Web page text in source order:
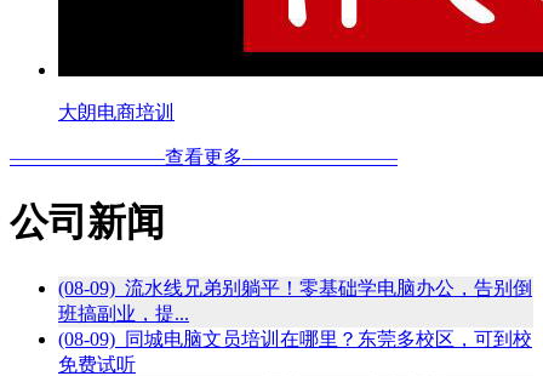
大朗电商培训
————————查看更多————————
公司新闻
(08-09) 流水线兄弟别躺平！零基础学电脑办公，告别倒
班搞副业，提...
(08-09) 同城电脑文员培训在哪里？东莞多校区，可到校
免费试听